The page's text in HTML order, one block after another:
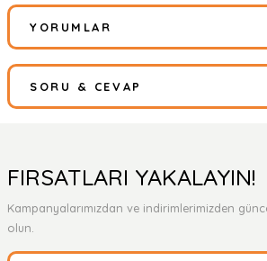
YORUMLAR
Bu ürüne ilk yorumu siz
Yorum Yaz
SORU & CEVAP
Ürün hakkında henüz soru
FIRSATLARI YAKALAYIN!
Kampanyalarımızdan ve indirimlerimizden
olun.